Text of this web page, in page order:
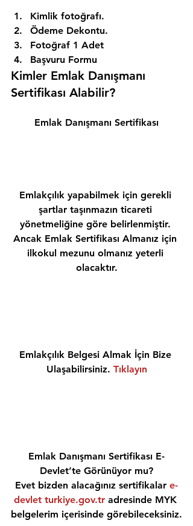
Kimlik fotoğrafı.
Ödeme Dekontu.
Fotoğraf 1 Adet
Başvuru Formu
Kimler Emlak Danışmanı
Sertifikası Alabilir?
Emlak Danışmanı Sertifikası
Emlakçılık yapabilmek için gerekli
şartlar taşınmazın ticareti
yönetmeliğine göre belirlenmiştir.
Ancak Emlak Sertifikası Almanız için
ilkokul mezunu olmanız yeterli
olacaktır.
Emlakçılık Belgesi Almak İçin Bize
Ulaşabilirsiniz. Tıklayın
Emlak Danışmanı Sertifikası E-
Devlet’te Görünüyor mu?
Evet bizden alacağınız sertifikalar e-
devlet turkiye.gov.tr adresinde MYK
belgelerim içerisinde görebileceksiniz.